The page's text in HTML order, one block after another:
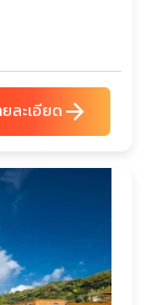
ละเอียดarrow_forward